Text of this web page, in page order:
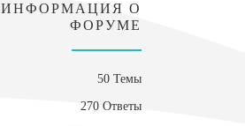
ИНФОРМАЦИЯ О
ФОРУМЕ
50 Темы
270 Ответы